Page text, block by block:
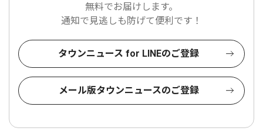
無料でお届けします。
通知で見逃しも防げて便利です！
タウンニュース for LINEのご登録
メール版タウンニュースのご登録